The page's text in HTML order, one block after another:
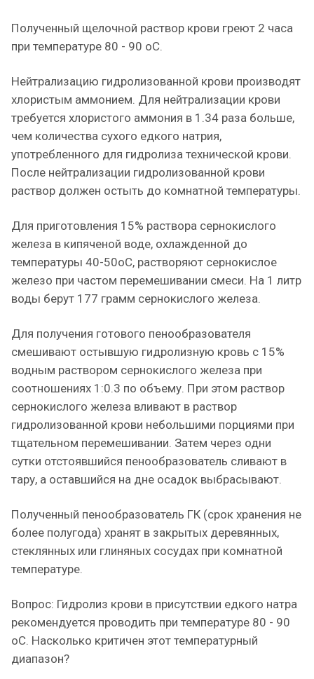
Полученный щелочной раствор крови греют 2 часа
при температуре 80 - 90 оС.
Нейтрализацию гидролизованной крови производят
хлористым аммонием. Для нейтрализации крови
требуется хлористого аммония в 1.34 раза больше,
чем количества сухого едкого натрия,
употребленного для гидролиза технической крови.
После нейтрализации гидролизованной крови
раствор должен остыть до комнатной температуры.
Для приготовления 15% раствора сернокислого
железа в кипяченой воде, охлажденной до
температуры 40-50оС, растворяют сернокислое
железо при частом перемешивании смеси. На 1 литр
воды берут 177 грамм сернокислого железа.
Для получения готового пенообразователя
смешивают остывшую гидролизную кровь с 15%
водным раствором сернокислого железа при
соотношениях 1:0.3 по объему. При этом раствор
сернокислого железа вливают в раствор
гидролизованной крови небольшими порциями при
тщательном перемешивании. Затем через одни
сутки отстоявшийся пенообразователь сливают в
тару, а оставшийся на дне осадок выбрасывают.
Полученный пенообразователь ГК (срок хранения не
более полугода) хранят в закрытых деревянных,
стеклянных или глиняных сосудах при комнатной
температуре.
Вопрос: Гидролиз крови в присутствии едкого натра
рекомендуется проводить при температуре 80 - 90
оС. Насколько критичен этот температурный
диапазон?